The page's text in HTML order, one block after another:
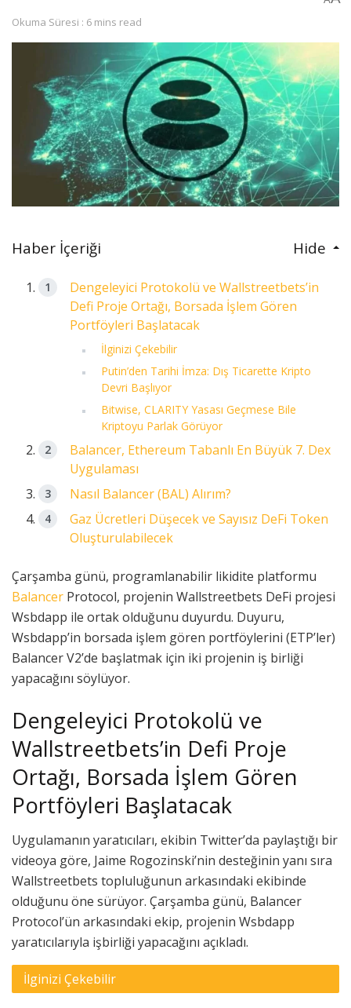
Okuma Süresi : 6 mins read
Haber İçeriği Hide
Dengeleyici Protokolü ve Wallstreetbets’in
Defi Proje Ortağı, Borsada İşlem Gören
Portföyleri Başlatacak
İlginizi Çekebilir
Putin’den Tarihi İmza: Dış Ticarette Kripto
Devri Başlıyor
Bitwise, CLARITY Yasası Geçmese Bile
Kriptoyu Parlak Görüyor
Balancer, Ethereum Tabanlı En Büyük 7. Dex
Uygulaması
Nasıl Balancer (BAL) Alırım?
Gaz Ücretleri Düşecek ve Sayısız DeFi Token
Oluşturulabilecek
Çarşamba günü, programlanabilir likidite platformu
Balancer Protocol, projenin Wallstreetbets DeFi projesi
Wsbdapp ile ortak olduğunu duyurdu. Duyuru,
Wsbdapp’in borsada işlem gören portföylerini (ETP’ler)
Balancer V2’de başlatmak için iki projenin iş birliği
yapacağını söylüyor.
Dengeleyici Protokolü ve
Wallstreetbets’in Defi Proje
Ortağı, Borsada İşlem Gören
Portföyleri Başlatacak
Uygulamanın yaratıcıları, ekibin Twitter’da paylaştığı bir
videoya göre, Jaime Rogozinski’nin desteğinin yanı sıra
Wallstreetbets topluluğunun arkasındaki ekibinde
olduğunu öne sürüyor. Çarşamba günü, Balancer
Protocol’ün arkasındaki ekip, projenin Wsbdapp
yaratıcılarıyla işbirliği yapacağını açıkladı.
İlginizi Çekebilir